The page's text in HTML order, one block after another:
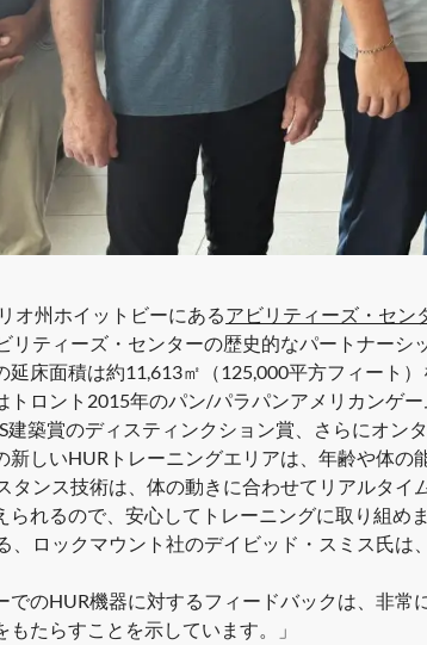
オ州ホイットビーにあるアビリティーズ・セン
リティーズ・センターの歴史的なパートナーシ
延床面積は約11,613㎡（125,000平方フィート
ロント2015年のパン/パラパンアメリカンゲ
建築賞のディスティンクション賞、さらにオン
新しいHURトレーニングエリアは、年齢や体
タンス技術は、体の動きに合わせてリアルタ
れるので、安心してトレーニングに取り組めま
、ロックマウント社のデイビッド・スミス氏は
でのHUR機器に対するフィードバックは、非
たらすことを示しています。」